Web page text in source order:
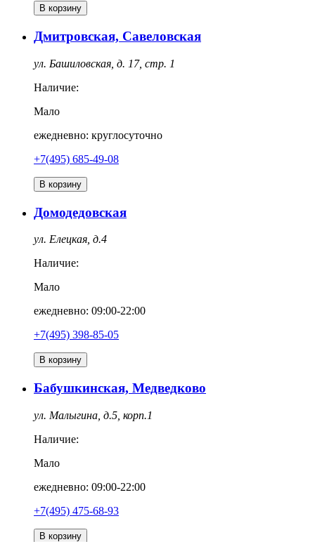
В корзину
Дмитровская, Савеловская
ул. Башиловская, д. 17, стр. 1
Наличие:
Мало
ежедневно: круглосуточно
+7(495) 685-49-08
В корзину
Домодедовская
ул. Елецкая, д.4
Наличие:
Мало
ежедневно: 09:00-22:00
+7(495) 398-85-05
В корзину
Бабушкинская, Медведково
ул. Малыгина, д.5, корп.1
Наличие:
Мало
ежедневно: 09:00-22:00
+7(495) 475-68-93
В корзину